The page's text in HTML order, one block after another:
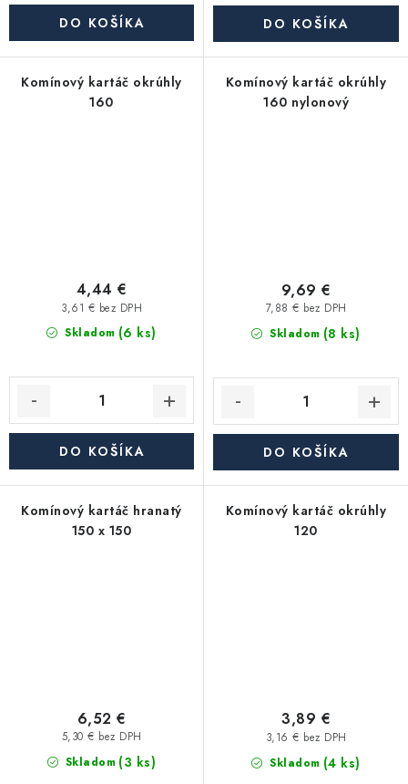
DO KOŠÍKA DO KOŠÍKA
Komínový kartáč okrúhly
160
Skladom (6 ks)
3,61 € bez DPH
4,44 €
DO KOŠÍKA
Komínový kartáč okrúhly
160 nylonový
Skladom (8 ks)
7,88 € bez DPH
9,69 €
DO KOŠÍKA
Komínový kartáč hranatý
150 x 150
Skladom (3 ks)
5,30 € bez DPH
6,52 €
Komínový kartáč okrúhly
120
Skladom (4 ks)
3,16 € bez DPH
3,89 €